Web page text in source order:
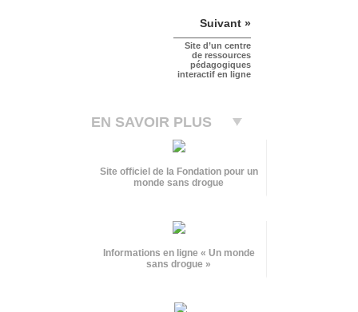
Suivant »
Site d’un centre
de ressources
pédagogiques
interactif en ligne
EN SAVOIR PLUS
Site officiel de la Fondation pour un
monde sans drogue
Informations en ligne « Un monde
sans drogue »